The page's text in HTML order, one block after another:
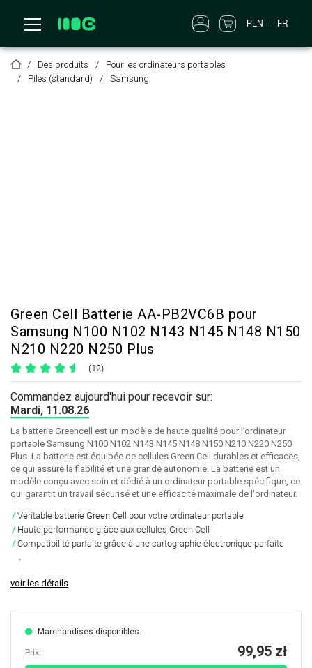
PLN FR
Des produits
Pour les ordinateurs portables
Piles (standard)
Samsung
Green Cell Batterie AA-PB2VC6B pour
Samsung N100 N102 N143 N145 N148 N150
N210 N220 N250 Plus
(12)
Commandez aujourd'hui pour recevoir sur:
Mardi, 11.08.26
La batterie Greencell est un modèle de haute qualité pour l’ordinateur
portable Samsung N100 N102 N143 N145 N148 N150 N210 N220 N250
Plus. La batterie est équipée de cellules Green Cell durables et efficaces,
ce qui assure la fiabilité et une grande autonomie. La batterie est un
modèle conçu avec soin et dédié à un ordinateur portable spécifique, ce
qui garantit un travail sécurisé et une efficacité maximale de l'ordinateur.
Véritable batterie Green Cell pour votre ordinateur portable
Haute performance grâce aux cellules Green Cell
Compatibilité parfaite grâce à une cartographie électronique parfaite
.
voir les détails
Marchandises disponibles.
Prix: 99,95 zł